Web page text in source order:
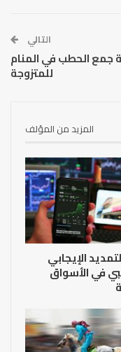
التالي
جمع الحطب في المنام
للمتزوجة
المزيد من المؤلف
الإيجابي
في الأسواق